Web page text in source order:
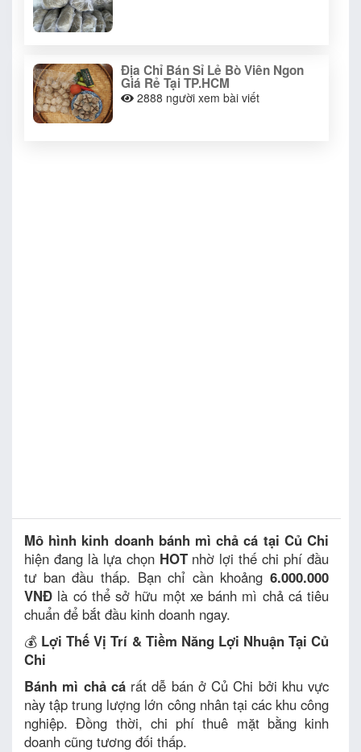
Địa Chỉ Bán Sỉ Lẻ Bò Viên Ngon
Giá Rẻ Tại TP.HCM
2888 người xem bài viết
Mô hình kinh doanh bánh mì chả cá tại Củ Chi
hiện đang là lựa chọn HOTnhờ lợi thế chi phí đầu
tư ban đầu thấp. Bạn chỉ cần khoảng 6.000.000
VNĐ là có thể sở hữu một xe bánh mì chả cá tiêu
chuẩn để bắt đầu kinh doanh ngay.
💰 Lợi Thế Vị Trí & Tiềm Năng Lợi Nhuận Tại Củ
Chi
Bánh mì chả cárất dễ bán ở Củ Chi bởi khu vực
này tập trung lượng lớn công nhân tại các khu công
nghiệp. Đồng thời, chi phí thuê mặt bằng kinh
doanh cũng tương đối thấp.